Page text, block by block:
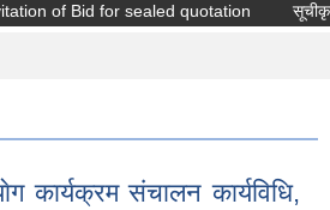
of Bid for sealed quotation सूचीकृत
कार्यक्रम स‌ंचालन कार्यविधि,